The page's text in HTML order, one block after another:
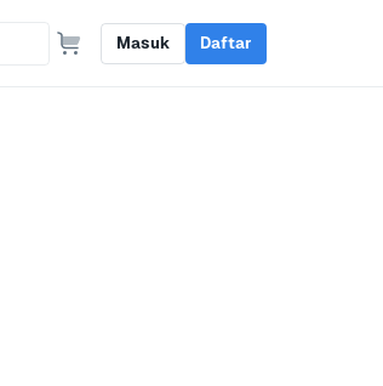
Masuk Daftar